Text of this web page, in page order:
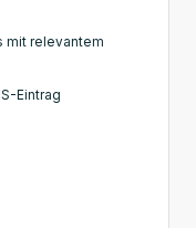
mit relevantem
Eintrag